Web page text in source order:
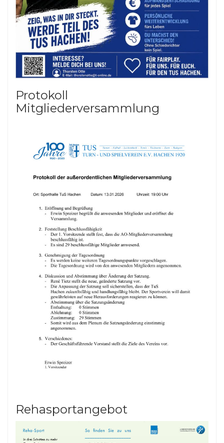
Protokoll
Mitgliederversammlung
Rehasportangebot